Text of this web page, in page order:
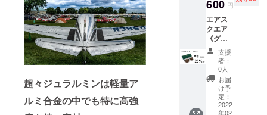
超々ジュラルミンは軽量ア
ルミ合金の中でも特に高強
リー
※フレー
ムとレ
ンズの
カラー
にお間
違いが
ないか
ご確認
くださ
い。 ※
【内
容】 ■
エアラ
ウンド
× 1 （フ
レー
ム：ブ
ラッ
ク レ
ンズ：
ブラウ
600 円
エアス
クエア
《グ
レー・
ブラウ
ン》
【25％
OFF】
限定30
支援
者：
0人
お届
け予
定：
2022
年02